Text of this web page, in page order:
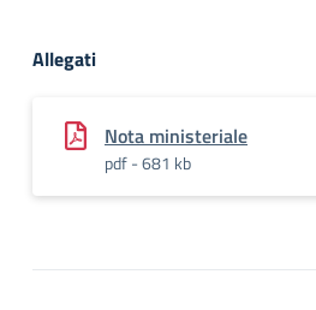
Allegati
Nota ministeriale
pdf - 681 kb